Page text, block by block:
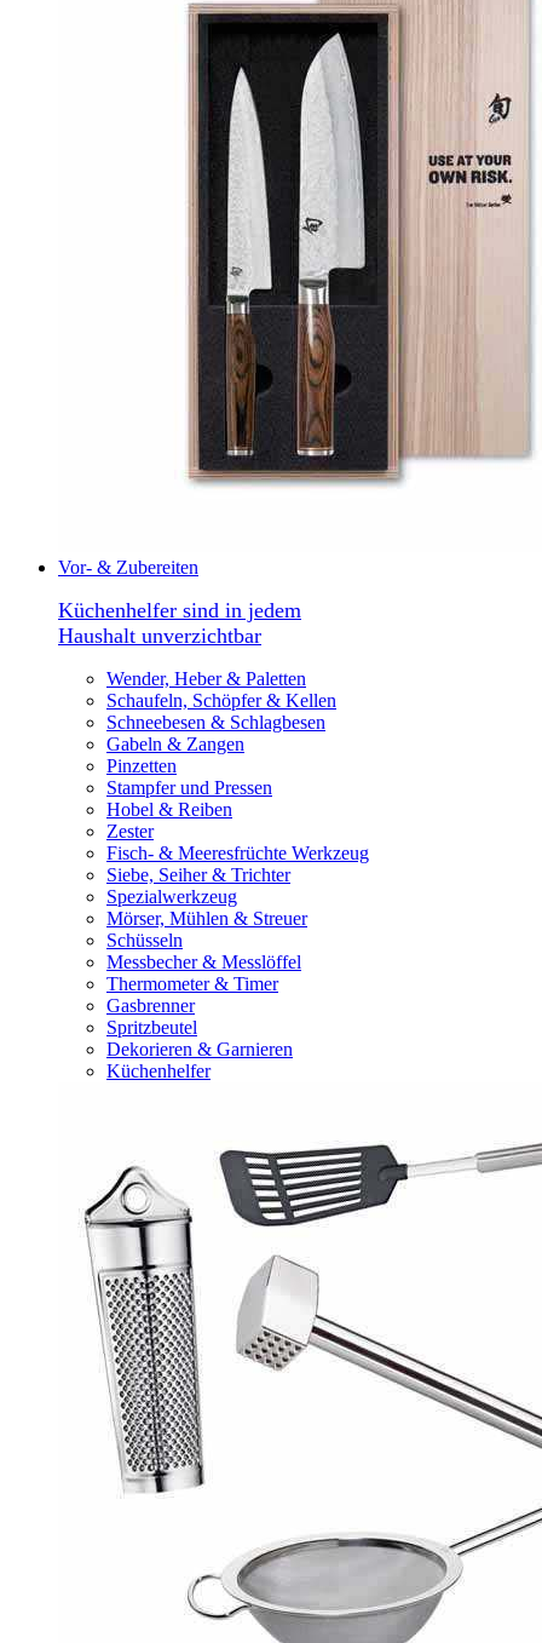
Vor- & Zubereiten
Küchenhelfer sind in jedem
Haushalt unverzichtbar
Wender, Heber & Paletten
Schaufeln, Schöpfer & Kellen
Schneebesen & Schlagbesen
Gabeln & Zangen
Pinzetten
Stampfer und Pressen
Hobel & Reiben
Zester
Fisch- & Meeresfrüchte Werkzeug
Siebe, Seiher & Trichter
Spezialwerkzeug
Mörser, Mühlen & Streuer
Schüsseln
Messbecher & Messlöffel
Thermometer & Timer
Gasbrenner
Spritzbeutel
Dekorieren & Garnieren
Küchenhelfer